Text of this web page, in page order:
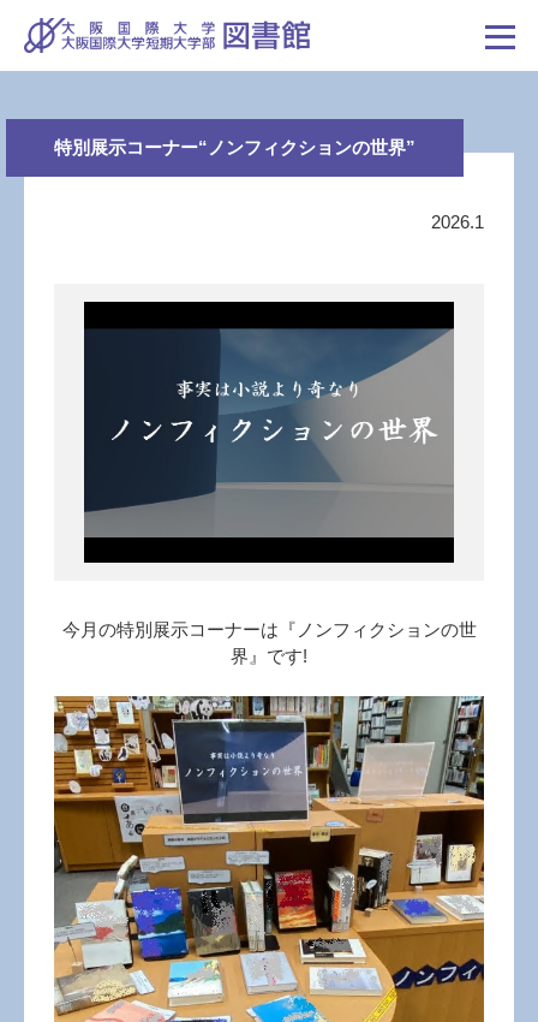
特別展示コーナー“ノンフィクションの世界”
2026.1
今月の特別展示コーナーは『ノンフィクションの世
界』です!